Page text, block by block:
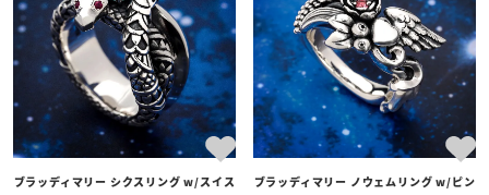
ブラッディマリー シクスリング w/スイス
ブラッディマリー ノウェムリング w/ピン